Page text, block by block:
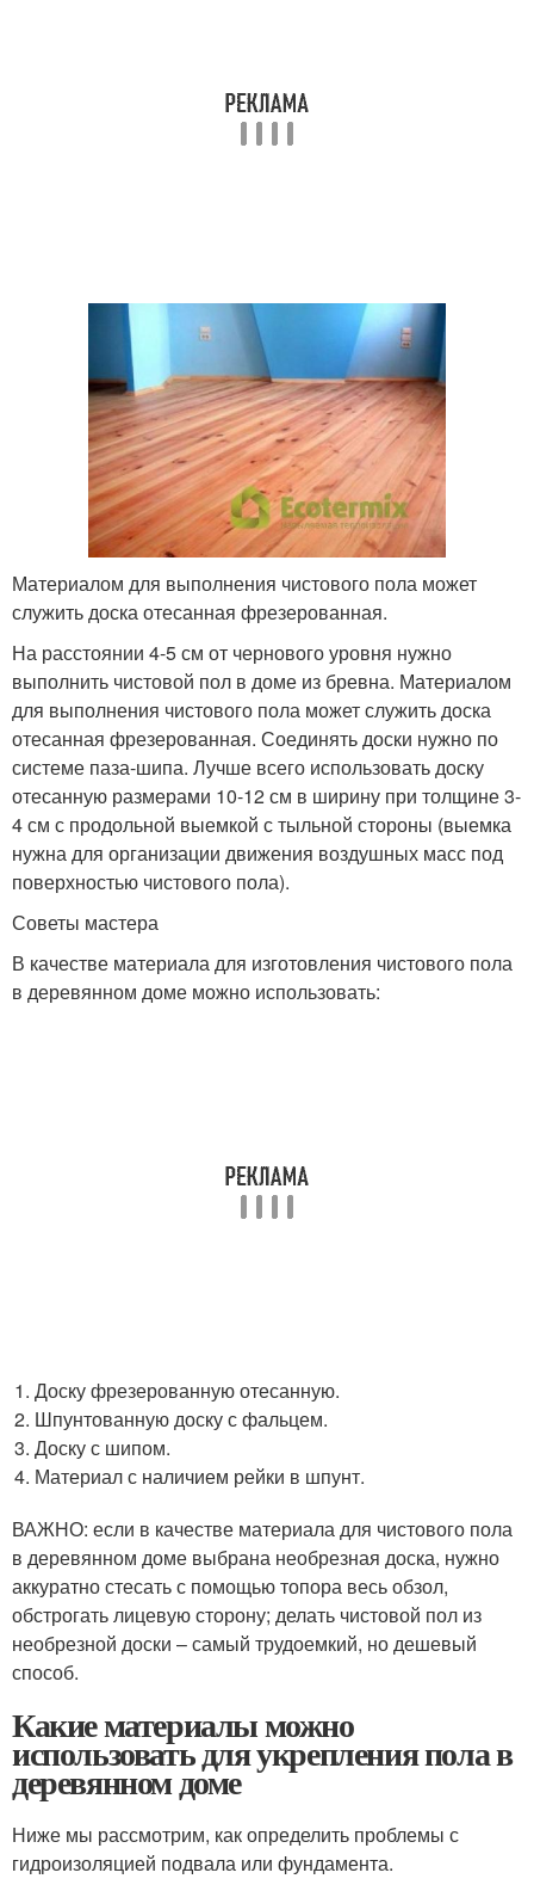
Материалом для выполнения чистового пола может
служить доска отесанная фрезерованная.
На расстоянии 4-5 см от чернового уровня нужно
выполнить чистовой пол в доме из бревна. Материалом
для выполнения чистового пола может служить доска
отесанная фрезерованная. Соединять доски нужно по
системе паза-шипа. Лучше всего использовать доску
отесанную размерами 10-12 см в ширину при толщине 3-
4 см с продольной выемкой с тыльной стороны (выемка
нужна для организации движения воздушных масс под
поверхностью чистового пола).
Советы мастера
В качестве материала для изготовления чистового пола
в деревянном доме можно использовать:
Доску фрезерованную отесанную.
Шпунтованную доску с фальцем.
Доску с шипом.
Материал с наличием рейки в шпунт.
ВАЖНО: если в качестве материала для чистового пола
в деревянном доме выбрана необрезная доска, нужно
аккуратно стесать с помощью топора весь обзол,
обстрогать лицевую сторону; делать чистовой пол из
необрезной доски – самый трудоемкий, но дешевый
способ.
Какие материалы можно
использовать для укрепления пола в
деревянном доме
Ниже мы рассмотрим, как определить проблемы с
гидроизоляцией подвала или фундамента.